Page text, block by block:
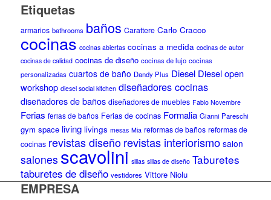
Etiquetas
armarios bathrooms baños Carattere Carlo Cracco
cocinas cocinas abiertas cocinas a medida cocinas de autor
cocinas de calidad cocinas de diseño cocinas de lujo cocinas
personalizadas cuartos de baño Dandy Plus Diesel Diesel open
workshop diesel social kitchen diseñadores cocinas
diseñadores de baños diseñadores de muebles Fabio Novembre
Ferias ferias de baños Ferias de cocinas Formalia Gianni Pareschi
gym space living livings mesas Mia reformas de baños reformas de
cocinas revistas diseño revistas interiorismo salon
salones scavolini sillas sillas de diseño Taburetes
taburetes de diseño vestidores Vittore Niolu
EMPRESA